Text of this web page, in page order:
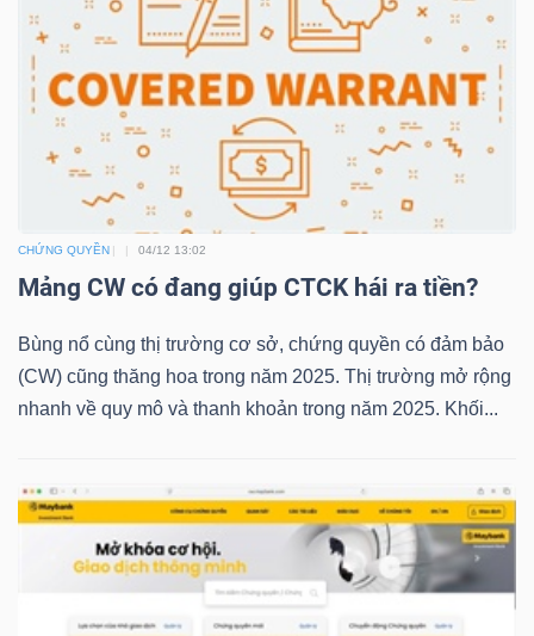
CHỨNG QUYỀN 04/12 13:02
Mảng CW có đang giúp CTCK hái ra tiền?
Bùng nổ cùng thị trường cơ sở, chứng quyền có đảm bảo
(CW) cũng thăng hoa trong năm 2025. Thị trường mở rộng
nhanh về quy mô và thanh khoản trong năm 2025. Khối...
NGUYÊN
VẬT
CÔNG
NGHIỆP
TIÊU
DÙNG
KHÔNG